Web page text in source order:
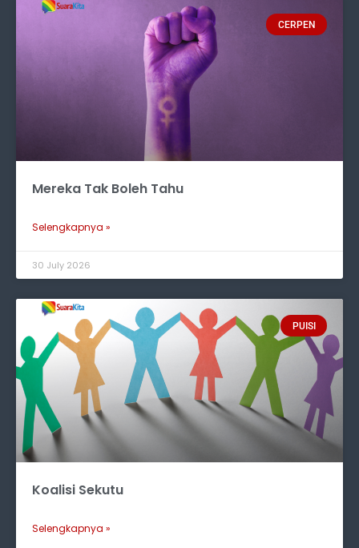
CERPEN
Mereka Tak Boleh Tahu
Selengkapnya »
30 July 2026
PUISI
Koalisi Sekutu
Selengkapnya »